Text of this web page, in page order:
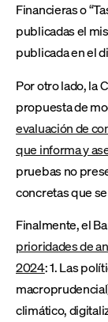
Financieras o
publicadas el
publicada en el
Por otro lado, la
propuesta de
evaluación de
que informa y
pruebas no
concretas que
Finalmente, el
prioridades de
2024: 1. Las
climático,